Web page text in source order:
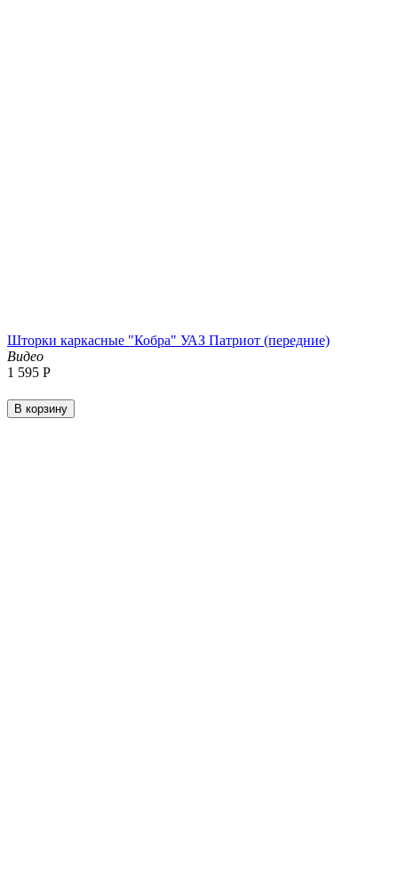
Шторки каркасные "Кобра" УАЗ Патриот (передние)
Видео
1 595 Р
В корзину